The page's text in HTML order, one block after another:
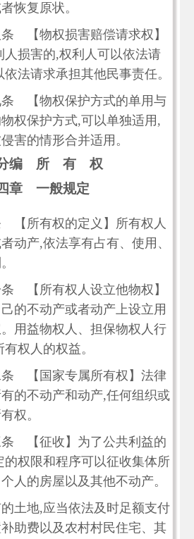
恢复原状。
【物权损害赔偿请求权】
人损害的,权利人可以依法请
法请求承担其他民事责任。
条 【物权保护方式的单用与
权保护方式,可以单独适用,
害的情形合并适用。
编 所 有 权
章 一般规定
【所有权的定义】所有权人
动产,依法享有占有、使用、
【所有权人设立他物权】
的不动产或者动产上设立用
用益物权人、担保物权人行
权人的权益。
条 【国家专属所有权】法律
的不动产和动产,任何组织或
权。
条 【征收】为了公共利益的
的权限和程序可以征收集体所
人的房屋以及其他不动产。
土地,应当依法及时足额支付
助费以及农村村民住宅、其